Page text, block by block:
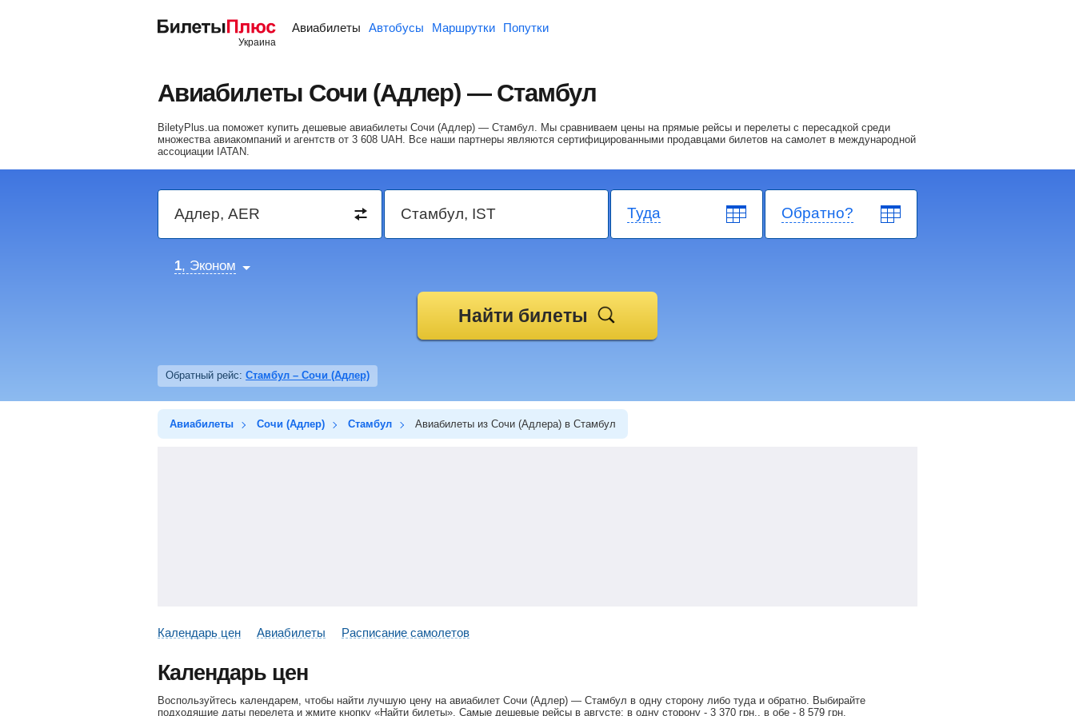
Авиабилеты Автобусы Маршрутки Попутки
Авиабилеты Сочи (Адлер) — Стамбул
BiletyPlus.ua поможет купить дешевые авиабилеты Сочи (Адлер) — Стамбул. Мы сравниваем цены на прямые рейсы и перелеты с пересадкой среди
множества авиакомпаний и агентств от 3 608 UAH . Все наши партнеры являются сертифицированными продавцами билетов на самолет в международной
ассоциации IATAN.
Туда Обратно?
1, Эконом
Найти билеты
Обратный рейс: Стамбул – Сочи (Адлер)
Авиабилеты Сочи (Адлер) Стамбул Авиабилеты из Сочи (Адлера) в Стамбул
Календарь цен Авиабилеты Расписание самолетов
Календарь цен
Воспользуйтесь календарем, чтобы найти лучшую цену на авиабилет Сочи (Адлер) — Стамбул в одну сторону либо туда и обратно. Выбирайте
подходящие даты перелета и жмите кнопку «Найти билеты». Самые дешевые рейсы в августе: в одну сторону - 3 370 грн., в обе - 8 579 грн.